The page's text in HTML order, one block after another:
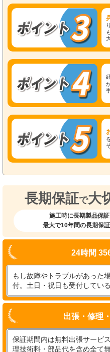
長期保証で大
施工時に長期製品保
最大で10年間の長期保
24時間
もし故障やトラブルがあった
付。土日・祝日も受付してい
出張・修理
保証期間内は無料出張サービ
理技術料・部品代を含め全て